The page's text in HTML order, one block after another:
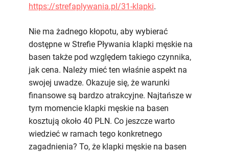
https://strefaplywania.pl/31-klapki.
Nie ma żadnego kłopotu, aby wybierać
dostępne w Strefie Pływania klapki męskie na
basen także pod względem takiego czynnika,
jak cena. Należy mieć ten właśnie aspekt na
swojej uwadze. Okazuje się, że warunki
finansowe są bardzo atrakcyjne. Najtańsze w
tym momencie klapki męskie na basen
kosztują około 40 PLN. Co jeszcze warto
wiedzieć w ramach tego konkretnego
zagadnienia? To, że klapki męskie na basen